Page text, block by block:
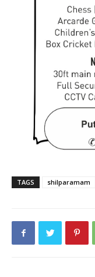
TAGS shilparamam